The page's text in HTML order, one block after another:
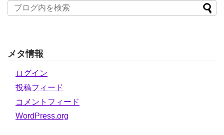
メタ情報
ログイン
投稿フィード
コメントフィード
WordPress.org